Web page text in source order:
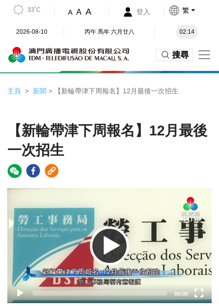
33˚C A A A 登入 繁
2026-08-10 丙午 馬年 六月廿八 02:14
搜尋
主頁 新聞 > 【新輪帶津下周報名】12月最後一次招生
【新輪帶津下周報名】12月最後
一次招生
Player
00:00